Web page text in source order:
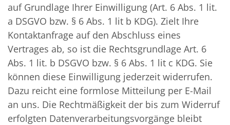
auf Grundlage Ihrer Einwilligung (Art. 6 Abs. 1 lit.
a DSGVO bzw. § 6 Abs. 1 lit b KDG). Zielt Ihre
Kontaktanfrage auf den Abschluss eines
Vertrages ab, so ist die Rechtsgrundlage Art. 6
Abs. 1 lit. b DSGVO bzw. § 6 Abs. 1 lit c KDG. Sie
können diese Einwilligung jederzeit widerrufen.
Dazu reicht eine formlose Mitteilung per E-Mail
an uns. Die Rechtmäßigkeit der bis zum Widerruf
erfolgten Datenverarbeitungsvorgänge bleibt